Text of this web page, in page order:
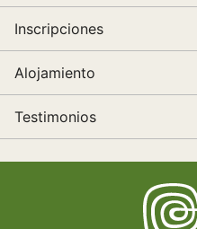
Inscripciones
Alojamiento
Testimonios